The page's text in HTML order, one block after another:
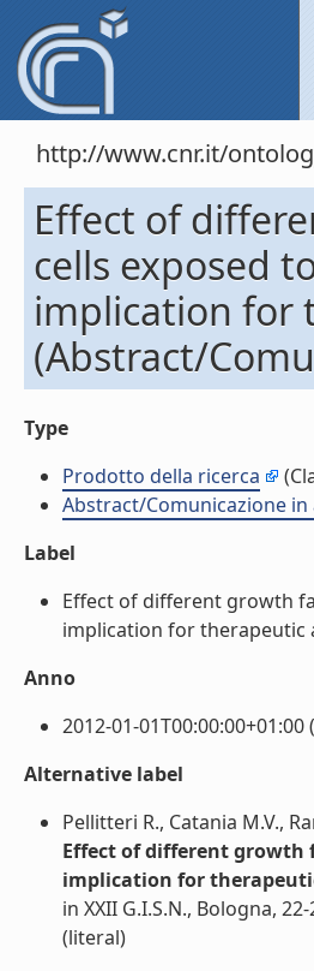
http://www.cnr.it/
Effect of
cells exposed
implication for
(Abstract/
Type
Prodotto della ricerca
Abstract/Comunicazione
Label
Effect of different growth
implication for therapeutic
Anno
2012-01-01T00:00:00+01:00
Alternative label
Pellitteri R., Catania M.V.,
Effect of different growth
implication for
in XXII G.I.S.N., Bologna,
(literal)